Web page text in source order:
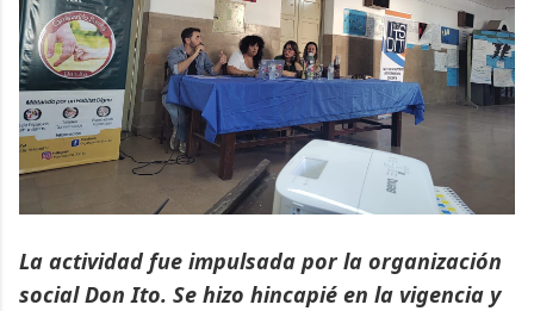
La actividad fue impulsada por la organización
social Don Ito. Se hizo hincapié en la vigencia y